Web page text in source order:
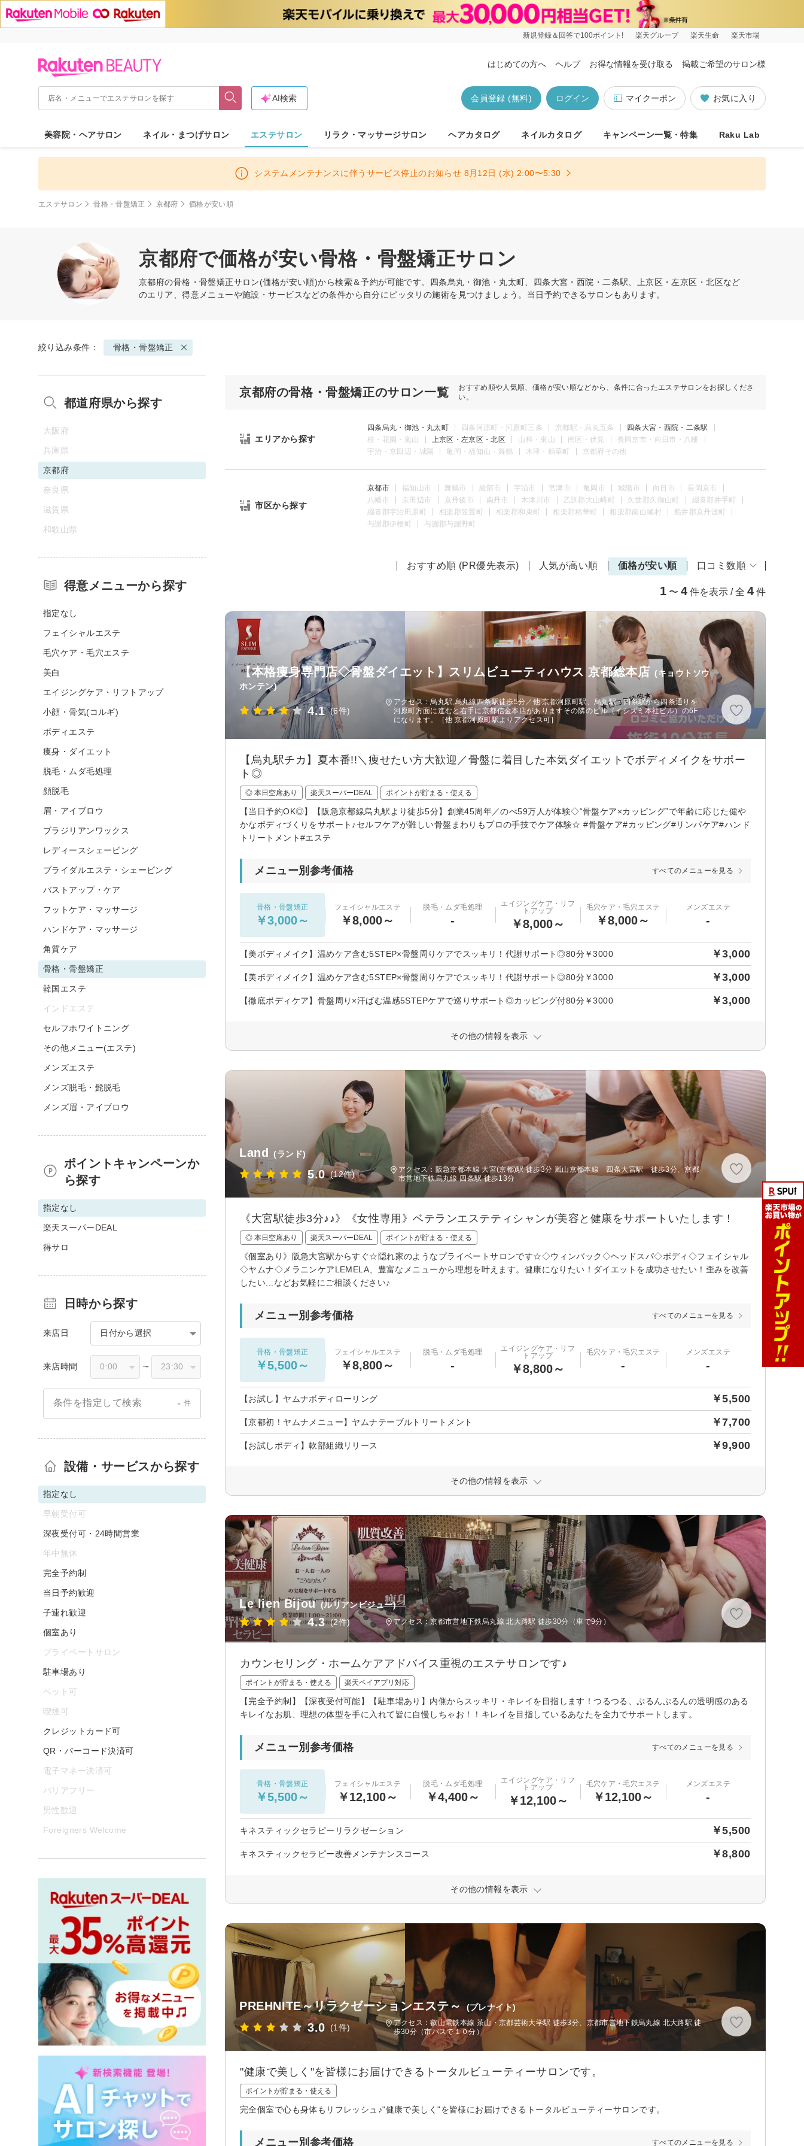
新規登録＆回答で100ポイント! 楽天グループ 楽天生命 楽天市場
はじめての方へ ヘルプ お得な情報を受け取る 掲載ご希望のサロン様
お気に入り
マイクーポン
ログイン
会員登録 (無料)
AI検索
美容院・ヘアサロン ネイル・まつげサロン エステサロン リラク・マッサージサロン ヘアカタログ ネイルカタログ キャンペーン一覧・特集 Raku Lab
システムメンテナンスに伴うサービス停止のお知らせ 8月12日 (水) 2:00〜5:30
エステサロン 骨格・骨盤矯正 京都府 価格が安い順
京都府で価格が安い骨格・骨盤矯正サロン
京都府の骨格・骨盤矯正サロン(価格が安い順)から検索＆予約が可能です。四条烏丸・御池・丸太町、四条大宮・西院・二条駅、上京区・左京区・北区など
のエリア、得意メニューや施設・サービスなどの条件から自分にピッタリの施術を見つけましょう。当日予約できるサロンもあります。
絞り込み条件： 骨格・骨盤矯正
京都府の骨格・骨盤矯正のサロン一覧
おすすめ順や人気順、価格が安い順などから、条件に合ったエステサロンをお探しくださ
い。
エリアから探す
四条烏丸・御池・丸太町 四条河原町・河原町三条 京都駅・烏丸五条
四条大宮・西院・二条駅
桂・花園・嵐山
上京区・左京区・北区 山科・東山 南区・伏見
長岡京市・向日市・八幡
宇治・京田辺・城陽
亀岡・福知山・舞鶴 木津・精華町 京都府その他
市区から探す
京都市 福知山市 舞鶴市 綾部市 宇治市 宮津市 亀岡市 城陽市 向日市
長岡京市
八幡市
京田辺市 京丹後市 南丹市 木津川市 乙訓郡大山崎町 久世郡久御山町
綴喜郡井手町
綴喜郡宇治田原町
相楽郡笠置町 相楽郡和束町 相楽郡精華町 相楽郡南山城村
船井郡京丹波町
与謝郡伊根町
与謝郡与謝野町
おすすめ順 (PR優先表示) 人気が高い順 価格が安い順 口コミ数順
1 〜 4 件を表示 / 全 4 件
【本格痩身専門店◇骨盤ダイエット】スリムビューティハウス 京都総本店 (キョウトソウ
ホンテン)
4.1 (6件)
アクセス：烏丸駅,烏丸線四条駅徒歩5分／他 京都河原町駅、烏丸駅・四条駅から四条通りを
河原町方面に進むと右手に京都信金本店がありますその隣のビル（イシズミ本社ビル）の6F
になります。［他 京都河原町駅よりアクセス可］
【烏丸駅チカ】夏本番!!＼痩せたい方大歓迎／骨盤に着目した本気ダイエットでボディメイクをサポー
ト◎
◎ 本日空席あり 楽天スーパーDEAL ポイントが貯まる・使える
【当日予約OK◎】【阪急京都線烏丸駅より徒歩5分】創業45周年／のべ59万人が体験◇“骨盤ケア×カッピング”で年齢に応じた健や
かなボディづくりをサポート♪セルフケアが難しい骨盤まわりもプロの手技でケア体験☆ #骨盤ケア#カッピング#リンパケア#ハンド
トリートメント#エステ
メニュー別参考価格 すべてのメニューを見る
骨格・骨盤矯正
￥3,000～
フェイシャルエステ
￥8,000～
脱毛・ムダ毛処理
-
エイジングケア・リフ
トアップ
￥8,000～
毛穴ケア・毛穴エステ
￥8,000～
メンズエステ
-
【美ボディメイク】温めケア含む5STEP×骨盤周りケアでスッキリ！代謝サポート◎80分￥3000 ￥3,000
【美ボディメイク】温めケア含む5STEP×骨盤周りケアでスッキリ！代謝サポート◎80分￥3000 ￥3,000
【徹底ボディケア】骨盤周り×汗ばむ温感5STEPケアで巡りサポート◎カッピング付80分￥3000 ￥3,000
その他の情報を表示
Land (ランド)
5.0 (12件)
アクセス：阪急京都本線 大宮(京都)駅 徒歩3分 嵐山京都本線 四条大宮駅 徒歩3分、京都
市営地下鉄烏丸線 四条駅 徒歩13分
《大宮駅徒歩3分♪♪》《女性専用》ベテランエステティシャンが美容と健康をサポートいたします！
◎ 本日空席あり 楽天スーパーDEAL ポイントが貯まる・使える
《個室あり》阪急大宮駅からすぐ☆隠れ家のようなプライベートサロンです☆◇ウィンバック◇ヘッドスパ◇ボディ◇フェイシャル
◇ヤムナ◇メラニンケアLEMELA、豊富なメニューから理想を叶えます。健康になりたい！ダイエットを成功させたい！歪みを改善
したい...などお気軽にご相談ください♪
メニュー別参考価格 すべてのメニューを見る
骨格・骨盤矯正
￥5,500～
フェイシャルエステ
￥8,800～
脱毛・ムダ毛処理
-
エイジングケア・リフ
トアップ
￥8,800～
毛穴ケア・毛穴エステ
-
メンズエステ
-
【お試し】ヤムナボディローリング ￥5,500
【京都初！ヤムナメニュー】ヤムナテーブルトリートメント ￥7,700
【お試しボディ】軟部組織リリース ￥9,900
その他の情報を表示
Le lien Bijou (ルリアンビジュー)
4.3 (2件) アクセス：京都市営地下鉄烏丸線 北大路駅 徒歩30分（車で9分）
カウンセリング・ホームケアアドバイス重視のエステサロンです♪
ポイントが貯まる・使える 楽天ペイアプリ対応
【完全予約制】【深夜受付可能】【駐車場あり】内側からスッキリ・キレイを目指します！つるつる、ぷるんぷるんの透明感のある
キレイなお肌、理想の体型を手に入れて皆に自慢しちゃお！！キレイを目指しているあなたを全力でサポートします。
メニュー別参考価格 すべてのメニューを見る
骨格・骨盤矯正
￥5,500～
フェイシャルエステ
￥12,100～
脱毛・ムダ毛処理
￥4,400～
エイジングケア・リフ
トアップ
￥12,100～
毛穴ケア・毛穴エステ
￥12,100～
メンズエステ
-
キネスティックセラピーリラクゼーション ￥5,500
キネスティックセラピー改善メンテナンスコース ￥8,800
その他の情報を表示
PREHNITE～リラクゼーションエステ～ (プレナイト)
3.0 (1件)
アクセス：叡山電鉄本線 茶山・京都芸術大学駅 徒歩3分、京都市営地下鉄烏丸線 北大路駅 徒
歩30分（市バスで１０分）
"健康で美しく"を皆様にお届けできるトータルビューティーサロンです。
ポイントが貯まる・使える
完全個室で心も身体もリフレッシュ♪"健康で美しく"を皆様にお届けできるトータルビューティーサロンです。
メニュー別参考価格 すべてのメニューを見る
都道府県から探す
大阪府
兵庫県
京都府
奈良県
滋賀県
和歌山県
得意メニューから探す
指定なし
フェイシャルエステ
毛穴ケア・毛穴エステ
美白
エイジングケア・リフトアップ
小顔・骨気(コルギ)
ボディエステ
痩身・ダイエット
脱毛・ムダ毛処理
顔脱毛
眉・アイブロウ
ブラジリアンワックス
レディースシェービング
ブライダルエステ・シェービング
バストアップ・ケア
フットケア・マッサージ
ハンドケア・マッサージ
角質ケア
骨格・骨盤矯正
韓国エステ
インドエステ
セルフホワイトニング
その他メニュー(エステ)
メンズエステ
メンズ脱毛・髭脱毛
メンズ眉・アイブロウ
ポイントキャンペーンか
ら探す
指定なし
楽天スーパーDEAL
得サロ
日時から探す
来店日 日付から選択
来店時間 〜
条件を指定して検索 - 件
設備・サービスから探す
指定なし
早朝受付可
深夜受付可・24時間営業
年中無休
完全予約制
当日予約歓迎
子連れ歓迎
個室あり
プライベートサロン
駐車場あり
ペット可
喫煙可
クレジットカード可
QR・バーコード決済可
電子マネー決済可
バリアフリー
男性歓迎
Foreigners Welcome